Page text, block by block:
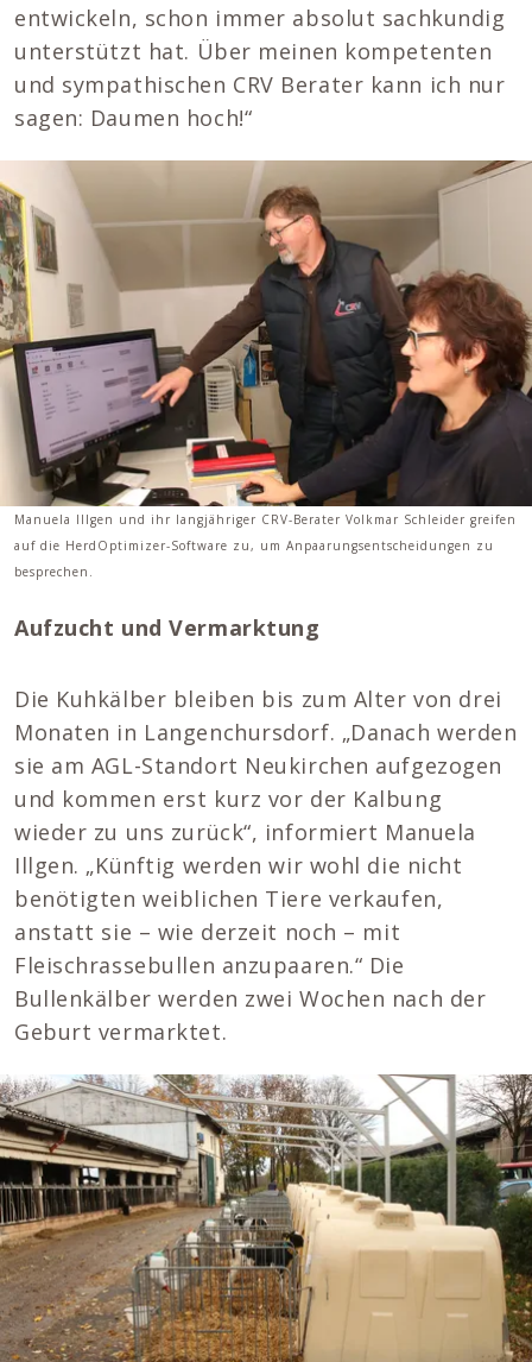
entwickeln, schon immer absolut sachkundig
unterstützt hat. Über meinen kompetenten
und sympathischen CRV Berater kann ich nur
sagen: Daumen hoch!“
Manuela Illgen und ihr langjähriger CRV-Berater Volkmar Schleider greifen
auf die HerdOptimizer-Software zu, um Anpaarungsentscheidungen zu
besprechen.
Aufzucht und Vermarktung
Die Kuhkälber bleiben bis zum Alter von drei
Monaten in Langenchursdorf. „Danach werden
sie am AGL-Standort Neukirchen aufgezogen
und kommen erst kurz vor der Kalbung
wieder zu uns zurück“, informiert Manuela
Illgen. „Künftig werden wir wohl die nicht
benötigten weiblichen Tiere verkaufen,
anstatt sie – wie derzeit noch – mit
Fleischrassebullen anzupaaren.“ Die
Bullenkälber werden zwei Wochen nach der
Geburt vermarktet.